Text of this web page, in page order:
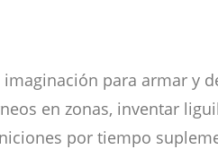
imaginación para armar y
en zonas, inventar
por tiempo